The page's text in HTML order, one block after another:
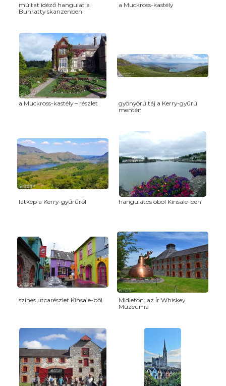
múltat idéző hangulat a
Bunratty skanzenben
a Muckross-kastély
a Muckross-kastély – részlet
gyönyörű táj a Kerry-gyűrű
mentén
látkép a Kerry-gyűrűről hangulatos öböl Kinsale-ben
színes utcarészlet Kinsale-ből
Midleton: az Ír Whiskey
Múzeuma